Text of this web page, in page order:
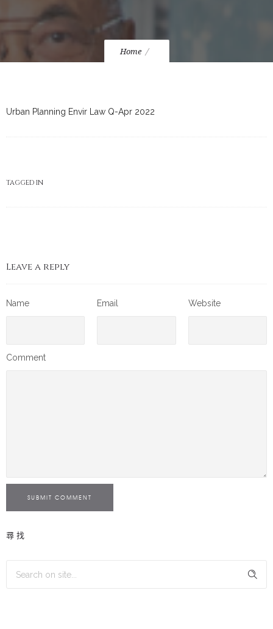
Home
Urban Planning Envir Law Q-Apr 2022
TAGGED IN
Leave a reply
Name Email Website
Comment
SUBMIT COMMENT
尋找